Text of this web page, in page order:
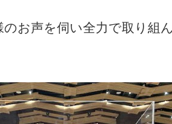
のお声を伺い全力で取り組